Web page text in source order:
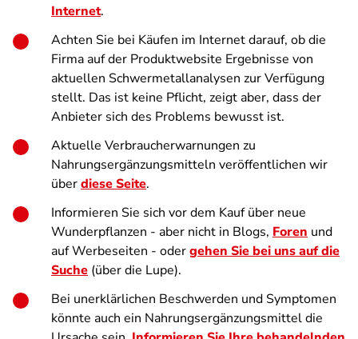
Internet.
Achten Sie bei Käufen im Internet darauf, ob die
Firma auf der Produktwebsite Ergebnisse von
aktuellen Schwermetallanalysen zur Verfügung
stellt. Das ist keine Pflicht, zeigt aber, dass der
Anbieter sich des Problems bewusst ist.
Aktuelle Verbraucherwarnungen zu
Nahrungsergänzungsmitteln veröffentlichen wir
überdiese Seite.
Informieren Sie sich vor dem Kauf über neue
Wunderpflanzen - aber nicht in Blogs, Foren und
auf Werbeseiten - odergehen Sie bei uns auf die
Suche (über die Lupe).
Bei unerklärlichen Beschwerden und Symptomen
könnte auch ein Nahrungsergänzungsmittel die